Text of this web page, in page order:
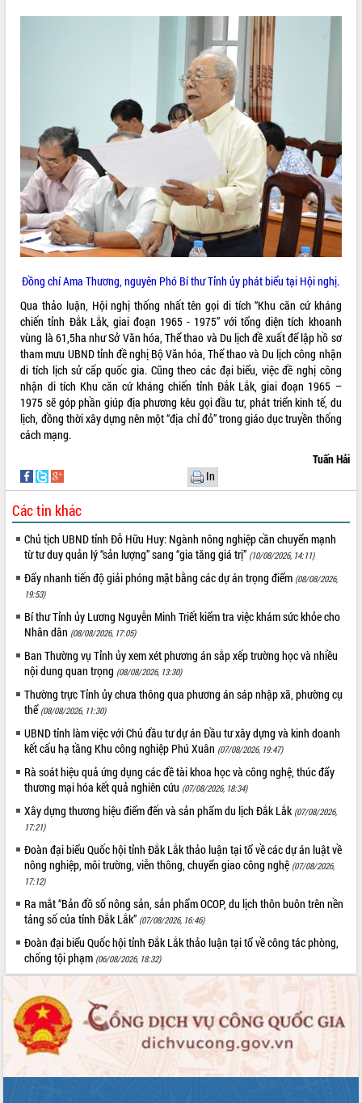
Khám bệnh, cấp phát thuốc miễn phí
và tặng quà người dân xã Cư Pui
Hội nghị UBND tỉnh Đắk Lắk thường kỳ
tháng 7/2026
Lễ truy tặng danh hiệu “Bà Mẹ Việt
Nam Anh hùng” và trao Huân chương
Lao động
UBND tỉnh Đắk Lắk triển khai nhiệm
vụ 6 tháng cuối năm 2026
Kỳ họp thứ Hai, Hội đồng nhân dân
tỉnh khóa XI quyết nghị nhiều nội dung
quan trọng
Bí thư Tỉnh ủy Lương Nguyễn Minh
Triết thăm, tặng quà người có công với
cách mạng
Rà soát, hoàn thiện hệ thống thiết chế
văn hóa, thể thao đáp ứng yêu cầu
phát triển mới
Minh
Lễ truy điệu và an táng hài cốt liệt sĩ
tại Nghĩa trang Liệt sĩ xã Sơn Hòa
Bàn giải pháp tháo gỡ khó khăn trong
xuất khẩu sầu riêng và triển khai quy
định EUDR
Thứ trưởng Bộ Nông nghiệp và Môi
trường Nguyễn Hoàng Hiệp khảo sát
vùng trồng và doanh nghiệp đóng gói
sầu riêng tại Đắk Lắk
Trình diễn nghệ thuật chế biến các
món ăn từ sầu riêng
Đắk Lắk công bố Quy hoạch và xúc
tiến đầu tư tỉnh
Ngành cá ngừ Đắk Lắk chủ động thích
ứng để giữ vững thị trường xuất khẩu
Diễn đàn Kinh tế tư nhân Việt Nam đột
phá cơ chế - Hợp tác công tư
Đề án 06 tạo bước ngoặt đột phá trong
cải cách hành chính tỉnh Đắk Lắk
Kết nối tour, đẩy mạnh chuyển đổi số
để phát triển du lịch Đắk Lắk
Khởi động Dự án Đầu tư xây dựng hạ
tầng kỹ thuật Cụm công nghiệp Tân
Tiến
Gặp mặt các cơ quan báo chí nhân Kỷ
niệm 101 năm Ngày Báo chí Cách
mạng Việt Nam
Đắk Lắk sơ kết 4 năm triển khai thực
hiện Đề án 06 của Chính phủ
Họp báo thông tin về Hội nghị Công bố
Quy hoạch và Xúc tiến đầu tư tỉnh Đắk
Lắk
ALBUM ẢNH
LIÊN KẾT WEB
Hôm nay:
22891
Tất cả:
66136005
Đồng chí Ama Thương, nguyên Phó Bí thư Tỉnh ủy phát biểu tại Hội nghị.
Qua thảo luận, Hội nghị thống nhất tên gọi di tích “Khu căn cứ kháng
chiến tỉnh Đắk Lắk, giai đoạn 1965 - 1975” với tổng diện tích khoanh
vùng là 61,5ha như Sở Văn hóa, Thể thao và Du lịch đề xuất để lập hồ sơ
tham mưu UBND tỉnh đề nghị Bộ Văn hóa, Thể thao và Du lịch công nhận
di tích lịch sử cấp quốc gia. Cũng theo các đại biểu, việc đề nghị công
nhận di tích Khu căn cứ kháng chiến tỉnh Đắk Lắk, giai đoạn 1965 –
1975 sẽ góp phần giúp địa phương kêu gọi đầu tư, phát triển kinh tế, du
lịch, đồng thời xây dựng nên một “địa chỉ đỏ” trong giáo dục truyền thống
cách mạng.
Tuấn Hải
In
Các tin khác
Chủ tịch UBND tỉnh Đỗ Hữu Huy: Ngành nông nghiệp cần chuyển mạnh
từ tư duy quản lý “sản lượng” sang “gia tăng giá trị” (10/08/2026, 14:11)
Đẩy nhanh tiến độ giải phóng mặt bằng các dự án trọng điểm (08/08/2026,
19:53)
Bí thư Tỉnh ủy Lương Nguyễn Minh Triết kiểm tra việc khám sức khỏe cho
Nhân dân (08/08/2026, 17:05)
Ban Thường vụ Tỉnh ủy xem xét phương án sắp xếp trường học và nhiều
nội dung quan trọng (08/08/2026, 13:30)
Thường trực Tỉnh ủy chưa thông qua phương án sáp nhập xã, phường cụ
thể (08/08/2026, 11:30)
UBND tỉnh làm việc với Chủ đầu tư dự án Đầu tư xây dựng và kinh doanh
kết cấu hạ tầng Khu công nghiệp Phú Xuân (07/08/2026, 19:47)
Rà soát hiệu quả ứng dụng các đề tài khoa học và công nghệ, thúc đẩy
thương mại hóa kết quả nghiên cứu (07/08/2026, 18:34)
Xây dựng thương hiệu điểm đến và sản phẩm du lịch Đắk Lắk (07/08/2026,
17:21)
Đoàn đại biểu Quốc hội tỉnh Đắk Lắk thảo luận tại tổ về các dự án luật về
nông nghiệp, môi trường, viễn thông, chuyển giao công nghệ (07/08/2026,
17:12)
Ra mắt “Bản đồ số nông sản, sản phẩm OCOP, du lịch thôn buôn trên nền
tảng số của tỉnh Đắk Lắk” (07/08/2026, 16:46)
Đoàn đại biểu Quốc hội tỉnh Đắk Lắk thảo luận tại tổ về công tác phòng,
chống tội phạm (06/08/2026, 18:32)